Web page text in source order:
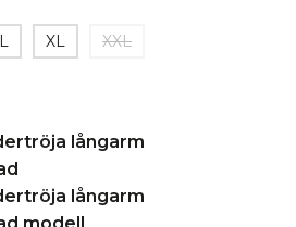
L XL XXL